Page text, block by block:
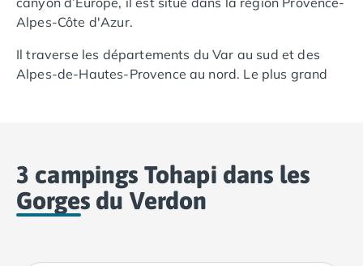
Camping Pyrénées Atlantiques
Camping Biarritz
Camping Bidart
Camping Cabourg
Camping Caen
Camping Honfleur
Alpes-Côte d'Azur.
Il traverse les départements du Var au sud et des
Alpes-de-Hautes-Provence au nord. Le plus grand
Gorges du Verdon en famille ou entre amis !
3 campings Tohapi dans les
Gorges du Verdon